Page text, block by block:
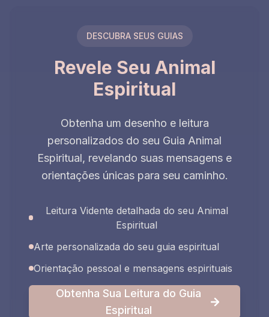
DESCUBRA SEUS GUIAS
Revele Seu Animal
Espiritual
Obtenha um desenho e leitura
personalizados do seu Guia Animal
Espiritual, revelando suas mensagens e
orientações únicas para seu caminho.
Leitura Vidente detalhada do seu Animal
Espiritual
Arte personalizada do seu guia espiritual
Orientação pessoal e mensagens espirituais
Obtenha Sua Leitura do Guia
Espiritual